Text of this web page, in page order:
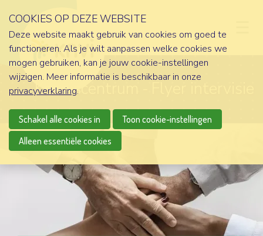
Kenniscentrum
COOKIES OP DEZE WEBSITE
Deze website maakt gebruik van cookies om goed te
functioneren. Als je wilt aanpassen welke cookies we
mogen gebruiken, kan je jouw cookie-instellingen
wijzigen. Meer informatie is beschikbaar in onze
privacyverklaring.
Schakel alle cookies in
Toon cookie-instellingen
Alleen essentiële cookies